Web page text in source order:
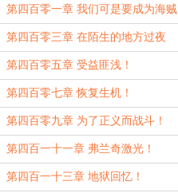
第四百零一章 我们可是要成为海贼
王的团队！
第四百零三章 在陌生的地方过夜
第四百零五章 受益匪浅！
第四百零七章 恢复生机！
第四百零九章 为了正义而战斗！
第四百一十一章 弗兰奇激光！
第四百一十三章 地狱回忆！